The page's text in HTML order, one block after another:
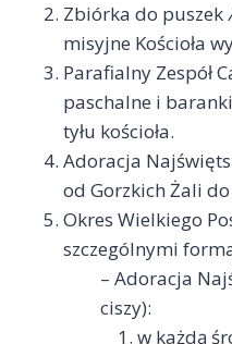
Zbiórka do puszek
misyjne Kościoła
Parafialny Zespół
paschalne i
tyłu kościoła.
Adoracja
od Gorzkich Żali
Okres Wielkiego
szczególnymi
– Adoracja
ciszy):
w każdą